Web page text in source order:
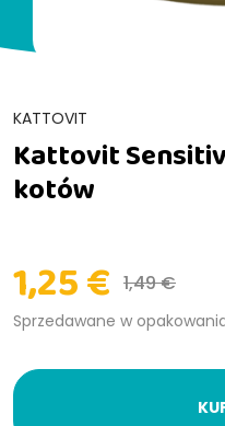
KATTOVIT
Kattovit
kotów
1,25 € 1,49 €
Sprzedawane w